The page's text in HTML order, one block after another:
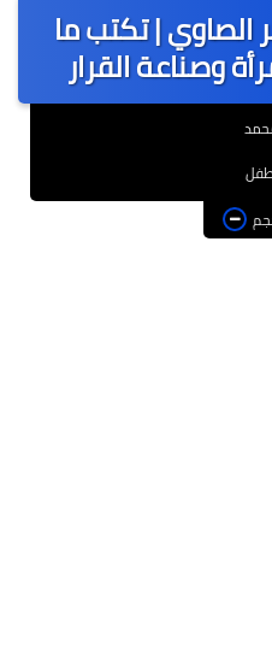
عالمى
الرياضة
حوادث وقضايا
فن
التعليم
الصاوي | تكتب ما
وصناعة القرار